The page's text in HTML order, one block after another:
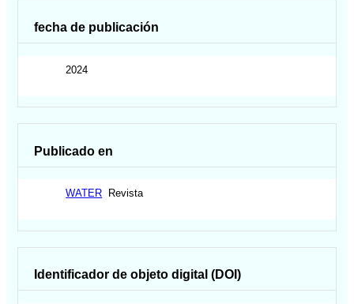
fecha de publicación
2024
Publicado en
WATER Revista
Identificador de objeto digital (DOI)